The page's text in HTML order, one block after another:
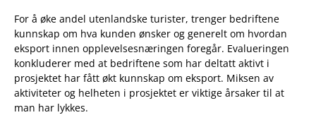
For å øke andel utenlandske turister, trenger bedriftene
kunnskap om hva kunden ønsker og generelt om hvordan
eksport innen opplevelsesnæringen foregår. Evalueringen
konkluderer med at bedriftene som har deltatt aktivt i
prosjektet har fått økt kunnskap om eksport. Miksen av
aktiviteter og helheten i prosjektet er viktige årsaker til at
man har lykkes.